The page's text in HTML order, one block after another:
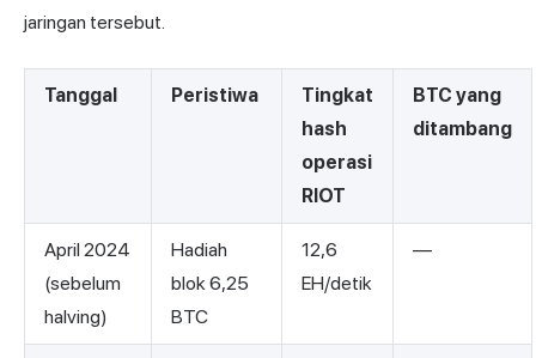
jaringan tersebut.
Tanggal Peristiwa
Tingkat
hash
operasi
RIOT
BTC yang
ditambang
April 2024
(sebelum
halving)
Hadiah
blok 6,25
BTC
12,6
EH/detik
—